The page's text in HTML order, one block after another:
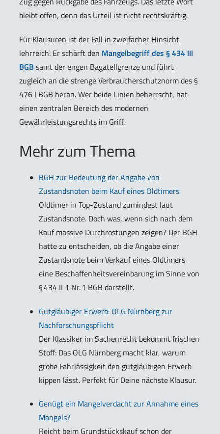
bleibt offen, denn das Urteil ist nicht rechtskräftig.
Für Klausuren ist der Fall in zweifacher Hinsicht
lehrreich: Er schärft den Mangelbegriff des § 434 III
BGB samt der engen Bagatellgrenze und führt
zugleich an die strenge Verbraucherschutznorm des §
476 I BGB heran. Wer beide Linien beherrscht, hat
einen zentralen Bereich des modernen
Gewährleistungsrechts im Griff.
Mehr zum Thema
BGH zur Bedeutung der Angabe von
Zustandsnoten beim Kauf eines Oldtimers
Oldtimer in Top-Zustand zumindest laut
Zustandsnote. Doch was, wenn sich nach dem
Kauf massive Durchrostungen zeigen? Der BGH
hatte zu entscheiden, ob die Angabe einer
Zustandsnote beim Verkauf eines Oldtimers
eine Beschaffenheitsvereinbarung im Sinne von
§ 434 II 1 Nr. 1 BGB darstellt.
Gutgläubiger Erwerb: OLG Nürnberg zur
Nachforschungspflicht
Der Klassiker im Sachenrecht bekommt frischen
Stoff: Das OLG Nürnberg macht klar, warum
grobe Fahrlässigkeit den gutgläubigen Erwerb
kippen lässt. Perfekt für Deine nächste Klausur.
Genügt ein Mangelverdacht zur Annahme eines
Mangels?
Reicht beim Grundstückskauf schon der